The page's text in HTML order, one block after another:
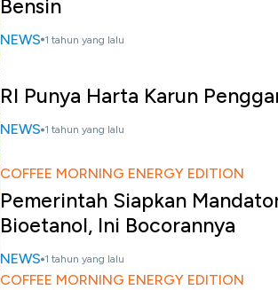
Bensin
NEWS 1 tahun yang lalu
RI Punya Harta Karun
NEWS 1 tahun yang lalu
COFFEE MORNING ENERGY EDITION
Pemerintah Siapkan
Bioetanol, Ini Bocorannya
NEWS 1 tahun yang lalu
COFFEE MORNING ENERGY EDITION